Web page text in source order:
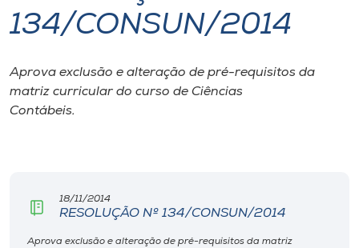
I.nova
Diplomados
134/CONSUN/2014
Aprova exclusão e alteração de pré-requisitos da
matriz curricular do curso de Ciências
Contábeis.
18/11/2014
RESOLUÇÃO Nº 134/CONSUN/2014
Aprova exclusão e alteração de pré-requisitos da matriz